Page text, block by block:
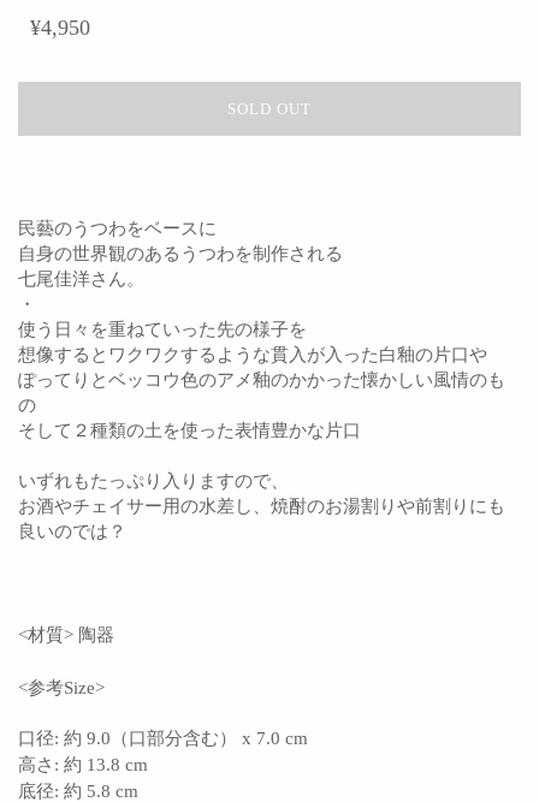
¥4,950
SOLD OUT
民藝のうつわをベースに
自身の世界観のあるうつわを制作される
七尾佳洋さん。
・
使う日々を重ねていった先の様子を
想像するとワクワクするような貫入が入った白釉の片口や
ぽってりとベッコウ色のアメ釉のかかった懐かしい風情のも
の
そして２種類の土を使った表情豊かな片口
いずれもたっぷり入りますので、
お酒やチェイサー用の水差し、焼酎のお湯割りや前割りにも
良いのでは？
<材質> 陶器
<参考Size>
口径: 約 9.0（口部分含む） x 7.0 cm
高さ: 約 13.8 cm
底径: 約 5.8 cm